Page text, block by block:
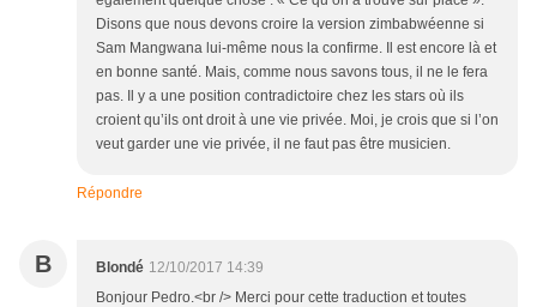
Disons que nous devons croire la version zimbabwéenne si
Sam Mangwana lui-même nous la confirme. Il est encore là et
en bonne santé. Mais, comme nous savons tous, il ne le fera
pas. Il y a une position contradictoire chez les stars où ils
croient qu’ils ont droit à une vie privée. Moi, je crois que si l’on
veut garder une vie privée, il ne faut pas être musicien.
Répondre
B Blondé 12/10/2017 14:39
Bonjour Pedro.<br /> Merci pour cette traduction et toutes